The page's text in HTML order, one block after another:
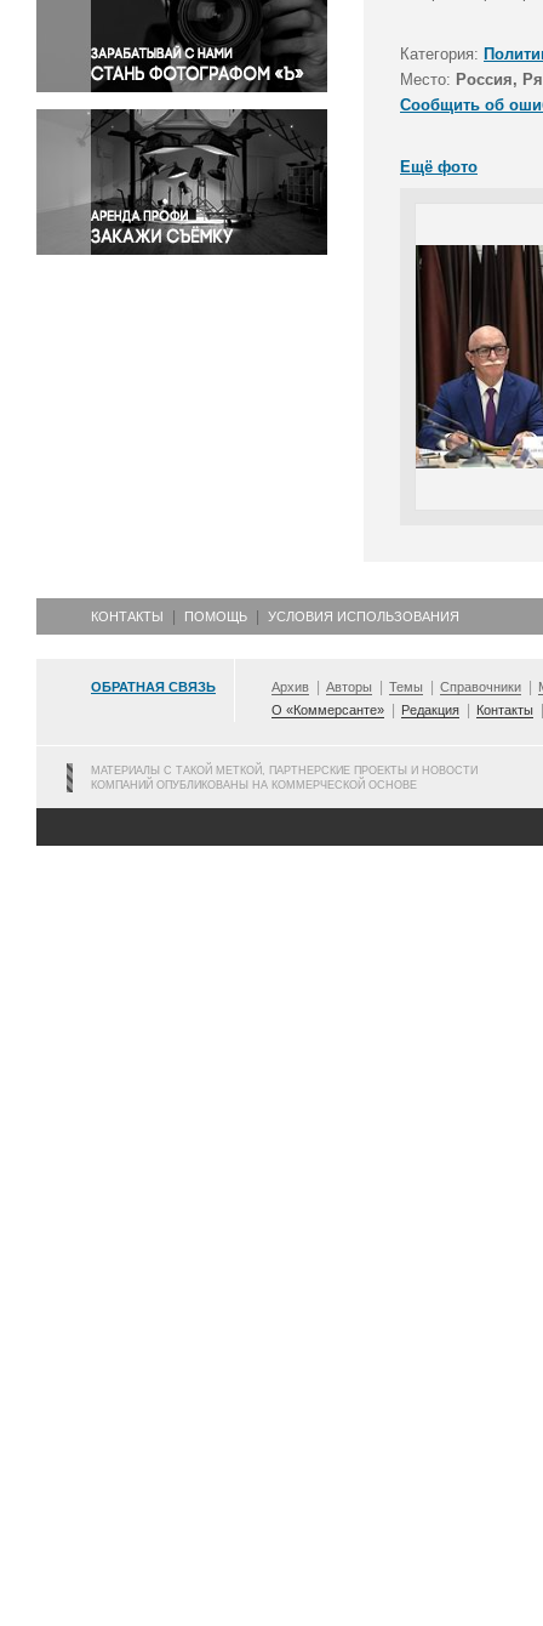
Правосудие
Происшествия и конфликты
Религия
Светская жизнь
Спорт
Экология
Экономика и бизнес
Категория:
Место: Россия,
Сообщить об
Ещё фото
КОНТАКТЫ ПОМОЩЬ УСЛОВИЯ ИСПОЛЬЗОВАНИЯ
ОБРАТНАЯ СВЯЗЬ Архив Авторы Темы Справочники
О «Коммерсанте»
Редакция Контакты
МАТЕРИАЛЫ С ТАКОЙ МЕТКОЙ, ПАРТНЕРСКИЕ ПРОЕКТЫ И НОВОСТИ
КОМПАНИЙ ОПУБЛИКОВАНЫ НА КОММЕРЧЕСКОЙ ОСНОВЕ